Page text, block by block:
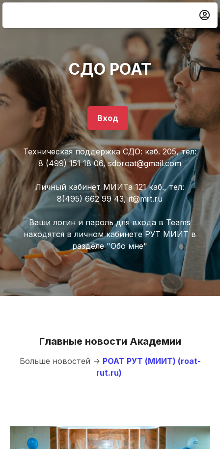
Перейти к основному содержанию
Система Дистанционного Обучения
СДО РОАТ
Вход
Техническая поддержка СДО: каб. 205, тел:
8 (499) 151 18 06, sdoroat@gmail.com
Личный кабинет МИИТа 121 каб., тел:
8(495) 662 99 43, it@miit.ru
Ваши логин и пароль для входа в Teams
находятся в личном кабинете РУТ МИИТ в
разделе "Обо мне"
Главные новости Академии
Больше новостей -> РОАТ РУТ (МИИТ) (roat-
rut.ru)